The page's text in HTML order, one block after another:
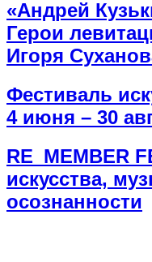
«Андрей
Герои
Игоря
Фестиваль
4 июня – 30
RE_MEMBER
искусства,
осознанности